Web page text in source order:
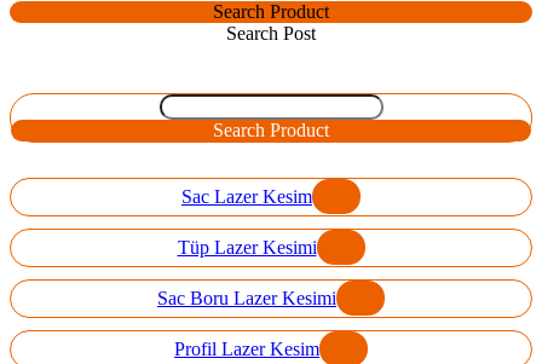
Search Product
Search Post
Search Product
Sac Lazer Kesim
Tüp Lazer Kesimi
Sac Boru Lazer Kesimi
Profil Lazer Kesim